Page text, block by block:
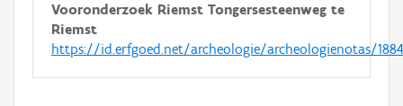
Vooronderzoek Riemst Tongersesteenweg te
Riemst
https://id.erfgoed.net/archeologie/archeologienotas/1884